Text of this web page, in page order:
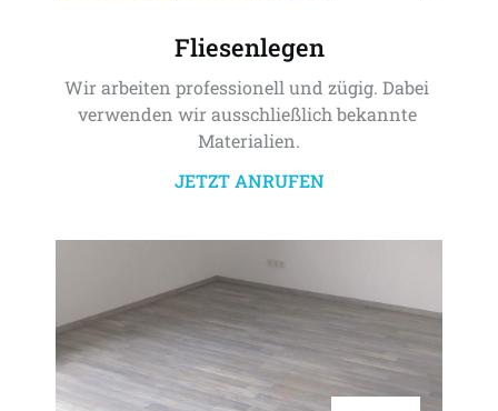
Fliesenlegen
Wir arbeiten professionell und zügig. Dabei
verwenden wir ausschließlich bekannte
Materialien.
JETZT ANRUFEN